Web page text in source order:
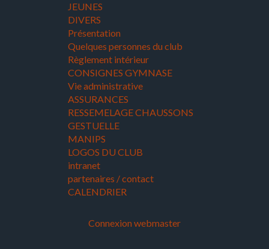
JEUNES
DIVERS
Présentation
Quelques personnes du club
Règlement intérieur
CONSIGNES GYMNASE
Vie administrative
ASSURANCES
RESSEMELAGE CHAUSSONS
GESTUELLE
MANIPS
LOGOS DU CLUB
intranet
partenaires / contact
CALENDRIER
Connexion webmaster